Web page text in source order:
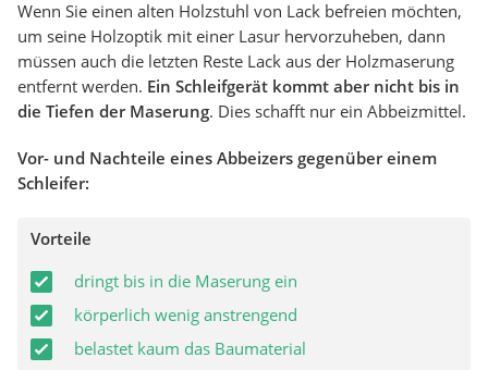
Wenn Sie einen alten Holzstuhl von Lack befreien möchten,
um seine Holzoptik mit einer Lasur hervorzuheben, dann
müssen auch die letzten Reste Lack aus der Holzmaserung
entfernt werden. Ein Schleifgerät kommt aber nicht bis in
die Tiefen der Maserung. Dies schafft nur ein Abbeizmittel.
Vor- und Nachteile eines Abbeizers gegenüber einem
Schleifer:
Vorteile
dringt bis in die Maserung ein
körperlich wenig anstrengend
belastet kaum das Baumaterial